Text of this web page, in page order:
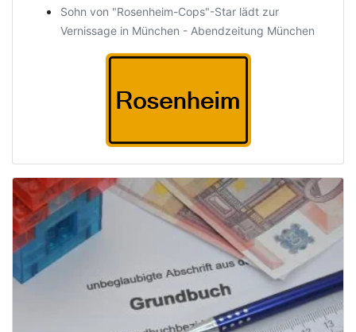
Sohn von "Rosenheim-Cops"-Star lädt zur
Vernissage in München - Abendzeitung München